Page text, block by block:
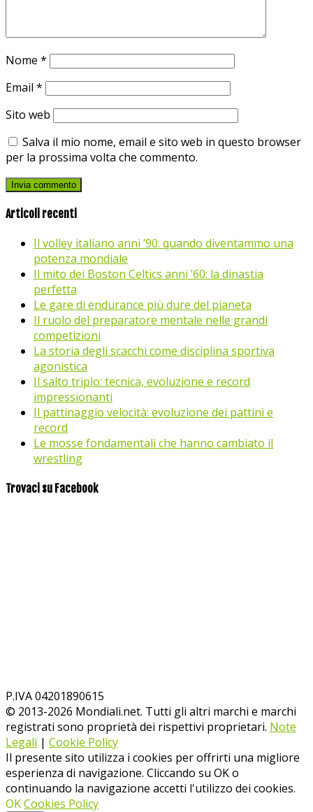
Nome *
Email *
Sito web
Salva il mio nome, email e sito web in questo browser
per la prossima volta che commento.
Articoli recenti
Il volley italiano anni ’90: quando diventammo una
potenza mondiale
Il mito dei Boston Celtics anni ’60: la dinastia
perfetta
Le gare di endurance più dure del pianeta
Il ruolo del preparatore mentale nelle grandi
competizioni
La storia degli scacchi come disciplina sportiva
agonistica
Il salto triplo: tecnica, evoluzione e record
impressionanti
Il pattinaggio velocità: evoluzione dei pattini e
record
Le mosse fondamentali che hanno cambiato il
wrestling
Trovaci su Facebook
P.IVA 04201890615
© 2013-2026 Mondiali.net. Tutti gli altri marchi e marchi
registrati sono proprietà dei rispettivi proprietari. Note
Legali | Cookie Policy
Il presente sito utilizza i cookies per offrirti una migliore
esperienza di navigazione. Cliccando su OK o
continuando la navigazione accetti l'utilizzo dei cookies.
OKCookies Policy